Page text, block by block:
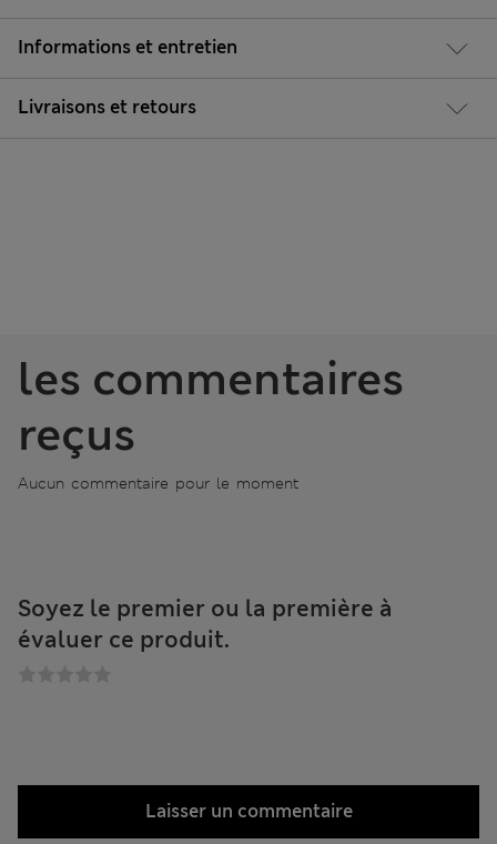
Informations et entretien
Livraisons et retours
les commentaires
reçus
Aucun commentaire pour le moment
Soyez le premier ou la première à
évaluer ce produit.
Laisser un commentaire